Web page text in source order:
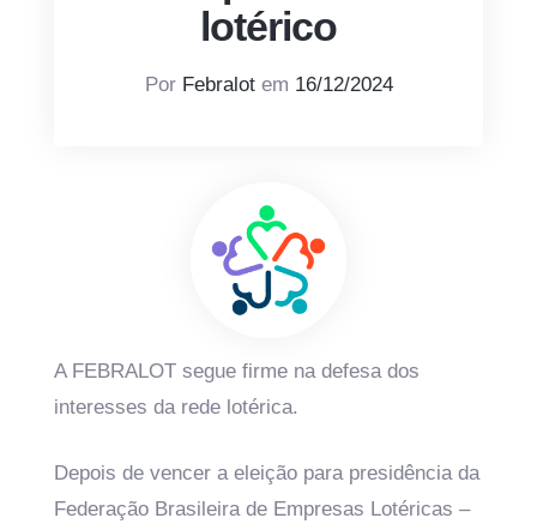
lotérico
Por Febralotem 16/12/2024
A FEBRALOT segue firme na defesa dos
interesses da rede lotérica.
Depois de vencer a eleição para presidência da
Federação Brasileira de Empresas Lotéricas –